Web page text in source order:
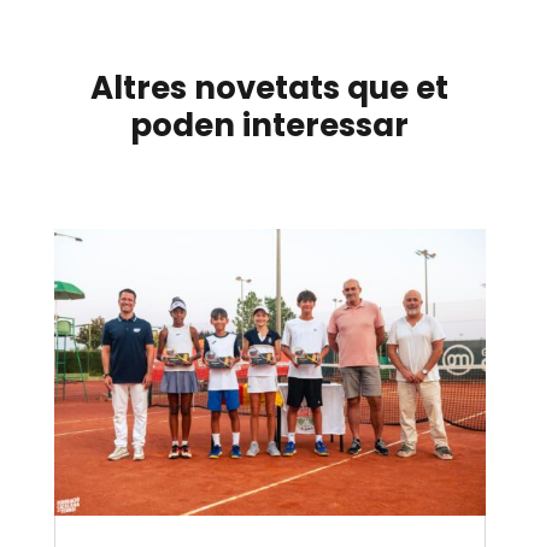
Altres novetats que et
poden interessar